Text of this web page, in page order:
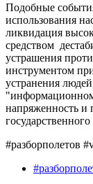
Подобные
использования
ликвидация
средством
устрашения
инструментом
устранения
напряженность и
государственного
#разборполетов